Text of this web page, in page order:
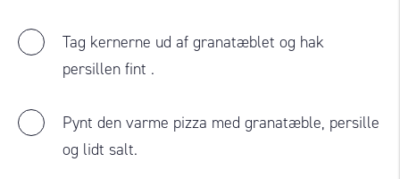
Tag kernerne ud af granatæblet og hak
persillen fint .
Pynt den varme pizza med granatæble, persille
og lidt salt.